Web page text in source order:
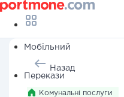
Мобільний
Перекази
Назад
Комунальні послуги